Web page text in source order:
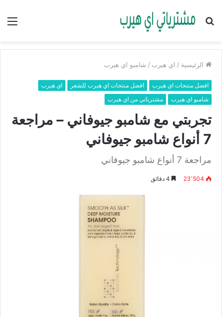
بحث
الرئيسية / اي هيرب / شامبو اي هيرب
افضل منتجات اي هيرب افضل منتجات اي هيرب للشعر
اي هيرب
شامبو اي هيرب
مشترياتي من اي هيرب
تجربتي مع شامبو جيوفاني – مراجعة
7 أنواع شامبو جيوفاني
مراجعة 7 أنواع شامبو جيوفاني
23٬504